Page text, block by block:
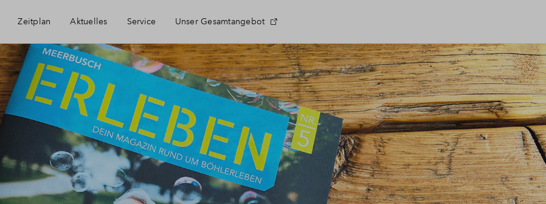
Zeitplan Aktuelles Service
Kontakt
Haeufig gestellte Fragen
Newsletter-Anmeldung
Downloads
Unser Gesamtangebot